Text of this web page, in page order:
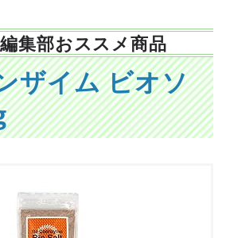
集部おススメ商品
ザイム ビオソ